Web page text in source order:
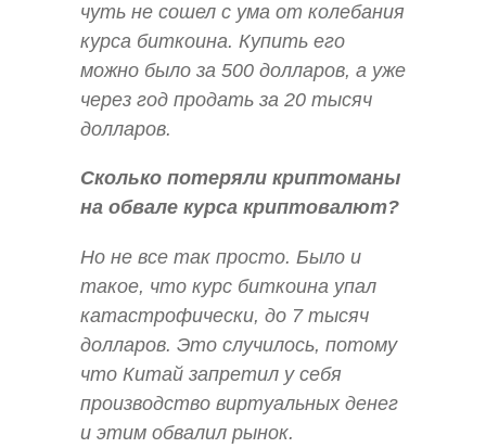
чуть не сошел с ума от колебания
курса биткоина. Купить его
можно было за 500 долларов, а уже
через год продать за 20 тысяч
долларов.
Сколько потеряли криптоманы
на обвале курса криптовалют?
Но не все так просто. Было и
такое, что курс биткоина упал
катастрофически, до 7 тысяч
долларов. Это случилось, потому
что Китай запретил у себя
производство виртуальных денег
и этим обвалил рынок.